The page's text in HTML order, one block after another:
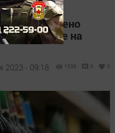
будет введено
на
2023 - 09:18 1039 0 0